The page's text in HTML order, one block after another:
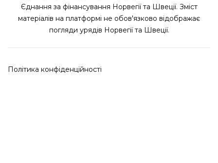
Єднання за фінансування Норвегії та Швеції. Зміст
матеріалів на платформі не обов'язково відображає
погляди урядів Норвегії та Швеції.
Політика конфіденційності